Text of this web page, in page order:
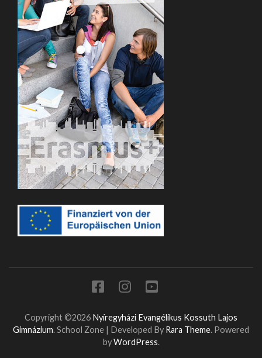
Copyright ©2026 Nyíregyházi Evangélikus Kossuth Lajos
Gimnázium.School Zone | Developed By Rara Theme. Powered
byWordPress.